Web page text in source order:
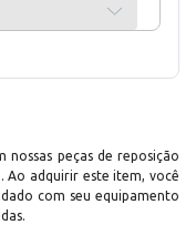
peças de reposição
Ao adquirir este item, você
com seu equipamento